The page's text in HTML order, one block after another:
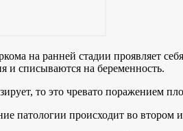
на ранней стадии проявляет
и списываются на беременность.
то это чревато поражением
патологии происходит во втором